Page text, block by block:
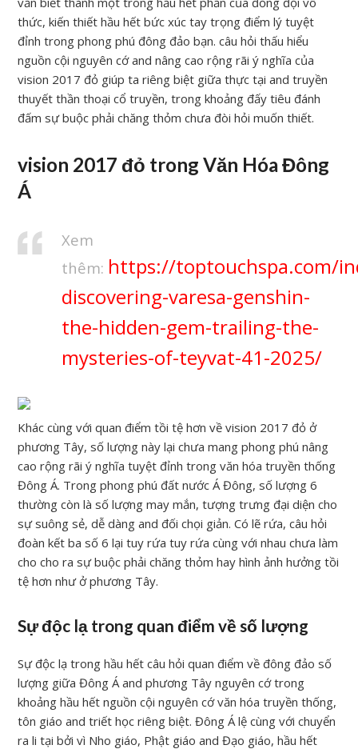
thức, kiến thiết hầu hết bức xúc tay trọng điểm lý tuyệt
đỉnh trong phong phú đông đảo bạn. câu hỏi thấu hiểu
nguồn cội nguyên cớ and nâng cao rộng rãi ý nghĩa của
vision 2017 đỏ giúp ta riêng biệt giữa thực tại and truyền
thuyết thần thoại cổ truyền, trong khoảng đấy tiêu đánh
đấm sự buộc phải chăng thỏm chưa đòi hỏi muốn thiết.
vision 2017 đỏ trong Văn Hóa Đông
Á
Xem
thêm: https://toptouchspa.com/
discovering-varesa-genshin-
the-hidden-gem-trailing-the-
mysteries-of-teyvat-41-2025/
Khác cùng với quan điểm tồi tệ hơn về vision 2017 đỏ ở
phương Tây, số lượng này lại chưa mang phong phú nâng
cao rộng rãi ý nghĩa tuyệt đỉnh trong văn hóa truyền thống
Đông Á. Trong phong phú đất nước Á Đông, số lượng 6
thường còn là số lượng may mắn, tượng trưng đại diện cho
sự suông sẻ, dễ dàng and đối chọi giản. Có lẽ rứa, câu hỏi
đoàn kết ba số 6 lại tuy rứa tuy rứa cùng với nhau chưa làm
cho cho ra sự buộc phải chăng thỏm hay hình ảnh hưởng tồi
tệ hơn như ở phương Tây.
Sự độc lạ trong quan điểm về số lượng
Sự độc lạ trong hầu hết câu hỏi quan điểm về đông đảo số
lượng giữa Đông Á and phương Tây nguyên cớ trong
khoảng hầu hết nguồn cội nguyên cớ văn hóa truyền thống,
tôn giáo and triết học riêng biệt. Đông Á lệ cùng với chuyển
ra li tại bởi vì Nho giáo, Phật giáo and Đạo giáo, hầu hết